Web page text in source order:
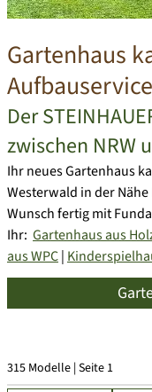
Gartenhaus
Aufbauservice
Der
zwischen NRW
Ihr neues Gartenhaus
Westerwald in der
Wunsch fertig mit
Ihr: Gartenhaus aus
aus WPC|
315 Modelle | Seite 1